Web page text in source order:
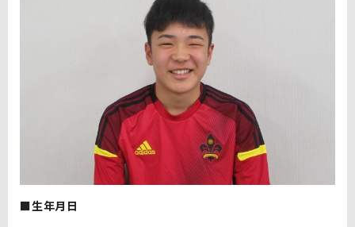
■生年月日